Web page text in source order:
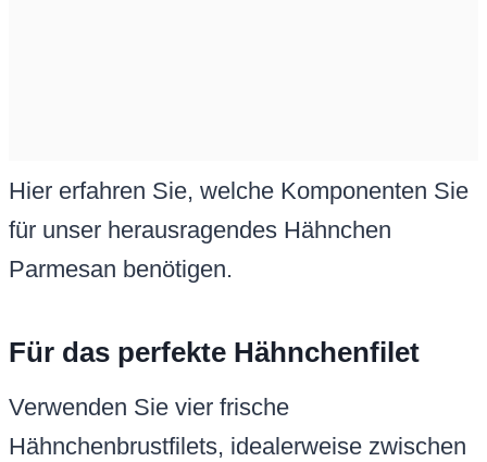
Hier erfahren Sie, welche Komponenten Sie
für unser herausragendes Hähnchen
Parmesan benötigen.
Für das perfekte Hähnchenfilet
Verwenden Sie vier frische
Hähnchenbrustfilets, idealerweise zwischen